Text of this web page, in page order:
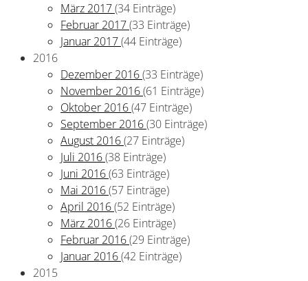
März 2017(34 Einträge)
Februar 2017(33 Einträge)
Januar 2017(44 Einträge)
2016
Dezember 2016(33 Einträge)
November 2016(61 Einträge)
Oktober 2016(47 Einträge)
September 2016(30 Einträge)
August 2016(27 Einträge)
Juli 2016(38 Einträge)
Juni 2016(63 Einträge)
Mai 2016(57 Einträge)
April 2016(52 Einträge)
März 2016(26 Einträge)
Februar 2016(29 Einträge)
Januar 2016(42 Einträge)
2015